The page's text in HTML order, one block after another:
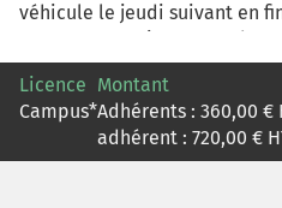
véhicule le jeudi suivant en
convenu, Monsieur et
l'agence DD pour apprendre
monte finalement à 16 900
est de 63 882 km. Après
essayent de renégocier son
Licence
Campus*
Montant
Adhérents : 360,00 €
adhérent : 720,00 €